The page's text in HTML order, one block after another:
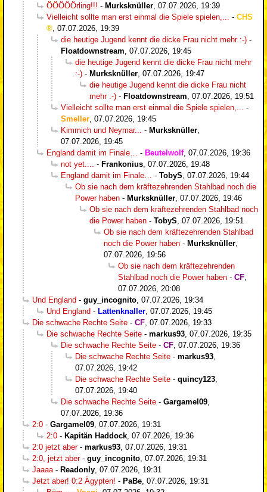
ÖÖÖÖÖrling!!! - Murksknüller 07.07.2026, 19:39
Vielleicht sollte man erst einmal die Spiele spielen,...
- CHS
07.07.2026, 19:39
die heutige Jugend kennt die dicke Frau nicht mehr :-) -
Floatdownstream 07.07.2026, 19:45
die heutige Jugend kennt die dicke Frau nicht mehr
:-) - Murksknüller 07.07.2026, 19:47
die heutige Jugend kennt die dicke Frau nicht
mehr :-) - Floatdownstream 07.07.2026, 19:51
Vielleicht sollte man erst einmal die Spiele spielen,...
-
Smeller 07.07.2026, 19:45
Kimmich und Neymar...
- Murksknüller
07.07.2026, 19:45
England damit im Finale…
- Beutelwolf, 07.07.2026, 19:36
not yet....
- Frankonius 07.07.2026, 19:48
England damit im Finale…
- TobyS 07.07.2026, 19:44
Ob sie nach dem kräftezehrenden Stahlbad noch die
Power haben - Murksknüller 07.07.2026, 19:46
Ob sie nach dem kräftezehrenden Stahlbad noch
die Power haben - TobyS 07.07.2026, 19:51
Ob sie nach dem kräftezehrenden Stahlbad
noch die Power haben - Murksknüller
07.07.2026, 19:56
Ob sie nach dem kräftezehrenden
Stahlbad noch die Power haben - CF
07.07.2026, 20:08
Und England - guy_incognito 07.07.2026, 19:34
Und England - Lattenknaller 07.07.2026, 19:45
Die schwache Rechte Seite - CF 07.07.2026, 19:33
Die schwache Rechte Seite - markus93 07.07.2026, 19:35
Die schwache Rechte Seite - CF 07.07.2026, 19:36
Die schwache Rechte Seite - markus93
07.07.2026, 19:42
Die schwache Rechte Seite - quincy123
07.07.2026, 19:40
Die schwache Rechte Seite - Gargamel09
07.07.2026, 19:36
2:0 - Gargamel09 07.07.2026, 19:31
2:0 - Kapitän Haddock 07.07.2026, 19:36
2:0 jetzt aber- markus93 07.07.2026, 19:31
2:0, jetzt aber- guy_incognito 07.07.2026, 19:31
Jaaaa - Readonly 07.07.2026, 19:31
Jetzt aber! 0:2 Ägypten! - PaBe 07.07.2026, 19:31